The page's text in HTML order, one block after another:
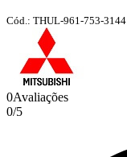
Cód.: THUL-961-753-3144
0Avaliações
0/5